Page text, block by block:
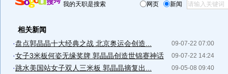
我的天职是搜索 网页 新闻
相关新闻
09-07-22 07:00
·盘点郭晶晶十大经典之战 北京奥运会创造...
09-07-22 14:24
·女子3米板何姿无缘奖牌 郭晶晶创造世锦赛神话
09-05-08 09:40
·跳水美国站女子双人三米板 郭晶晶摘复出...